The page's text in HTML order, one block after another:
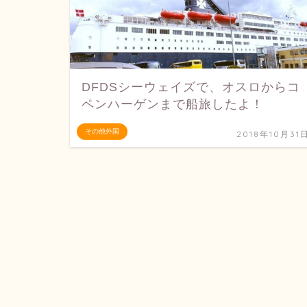
その他外国
DFDSシーウェイズで、オスロからコ
ペンハーゲンまで船旅したよ！
2018年10月31